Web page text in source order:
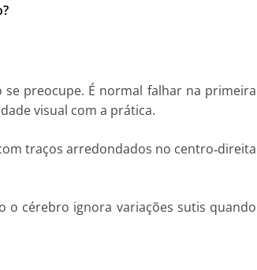
preocupe. É normal falhar na primeira
visual com a prática.
traços arredondados no centro‑direita
o cérebro ignora variações sutis quando